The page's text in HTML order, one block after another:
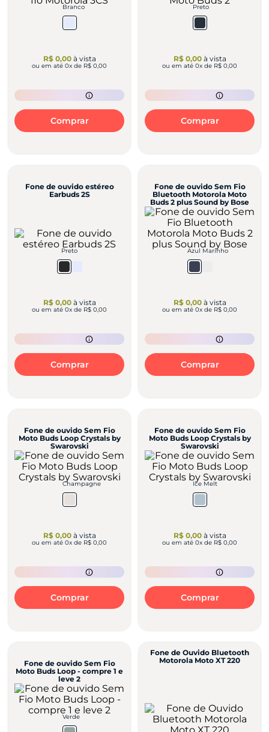
Branco
R$ 0,00à vista
ou em até 0x de R$ 0,00
Comprar
Preto
R$ 0,00à vista
ou em até 0x de R$ 0,00
Comprar
Fone de ouvido estéreo
Earbuds 2S
Preto
R$ 0,00à vista
ou em até 0x de R$ 0,00
Comprar
Fone de ouvido Sem Fio
Bluetooth Motorola Moto
Buds 2 plus Sound by Bose
Azul Marinho
R$ 0,00à vista
ou em até 0x de R$ 0,00
Comprar
Fone de ouvido Sem Fio
Moto Buds Loop Crystals by
Swarovski
Champagne
R$ 0,00à vista
ou em até 0x de R$ 0,00
Comprar
Fone de ouvido Sem Fio
Moto Buds Loop Crystals by
Swarovski
Ice Melt
R$ 0,00à vista
ou em até 0x de R$ 0,00
Comprar
Fone de ouvido Sem Fio
Moto Buds Loop - compre 1 e
leve 2
Verde
Fone de Ouvido Bluetooth
Motorola Moto XT 220